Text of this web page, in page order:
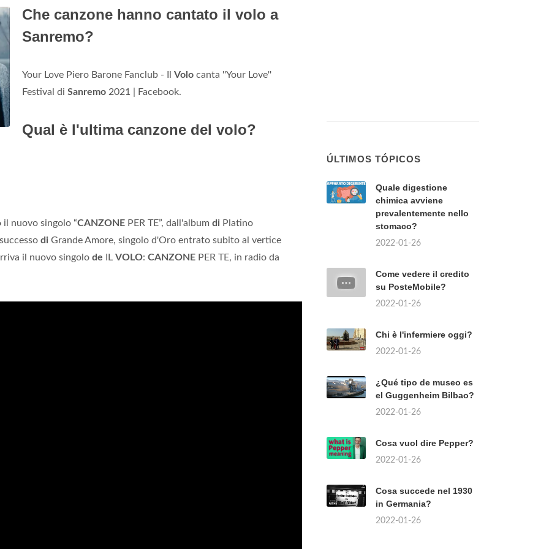
Che canzone hanno cantato il volo a
Sanremo?
Your Love Piero Barone Fanclub - Il Volo canta ''Your Love''
Festival di Sanremo 2021 | Facebook.
Qual è l'ultima canzone del volo?
il nuovo singolo “CANZONE PER TE”, dall'album di Platino
di Grande Amore, singolo d'Oro entrato subito al vertice
il nuovo singolo de IL VOLO: CANZONE PER TE, in radio da
ÚLTIMOS TÓPICOS
Quale digestione
chimica avviene
prevalentemente nello
stomaco?
2022-01-26
Come vedere il credito
su PosteMobile?
2022-01-26
Chi è l'infermiere oggi?
2022-01-26
¿Qué tipo de museo es
el Guggenheim Bilbao?
2022-01-26
Cosa vuol dire Pepper?
2022-01-26
Cosa succede nel 1930
in Germania?
2022-01-26